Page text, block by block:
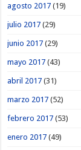
agosto 2017 (19)
julio 2017 (29)
junio 2017 (29)
mayo 2017 (43)
abril 2017 (31)
marzo 2017 (52)
febrero 2017 (53)
enero 2017 (49)